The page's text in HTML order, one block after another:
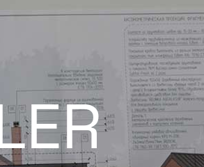
YOL VE SOKAK ARMATÜRLERI
DEKORATIF DIREKLI